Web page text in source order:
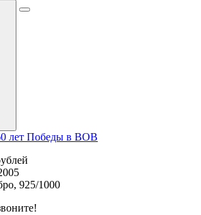
лет Победы в ВОВ
925/1000